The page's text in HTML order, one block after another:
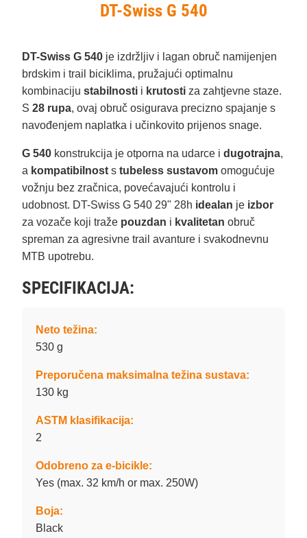
DT-Swiss G 540
DT-Swiss G 540 je izdržljiv i lagan obruč namijenjen
brdskim i trail biciklima, pružajući optimalnu
kombinaciju stabilnosti i krutosti za zahtjevne staze.
S 28 rupa, ovaj obruč osigurava precizno spajanje s
navođenjem naplatka i učinkovito prijenos snage.
G 540 konstrukcija je otporna na udarce i dugotrajna,
a kompatibilnost s tubeless sustavom omogućuje
vožnju bez zračnica, povećavajući kontrolu i
udobnost. DT-Swiss G 540 29" 28h idealan je izbor
za vozače koji traže pouzdan i kvalitetan obruč
spreman za agresivne trail avanture i svakodnevnu
MTB upotrebu.
SPECIFIKACIJA:
Neto težina:
530 g
Preporučena maksimalna težina sustava:
130 kg
ASTM klasifikacija:
2
Odobreno za e-bicikle:
Yes (max. 32 km/h or max. 250W)
Boja:
Black